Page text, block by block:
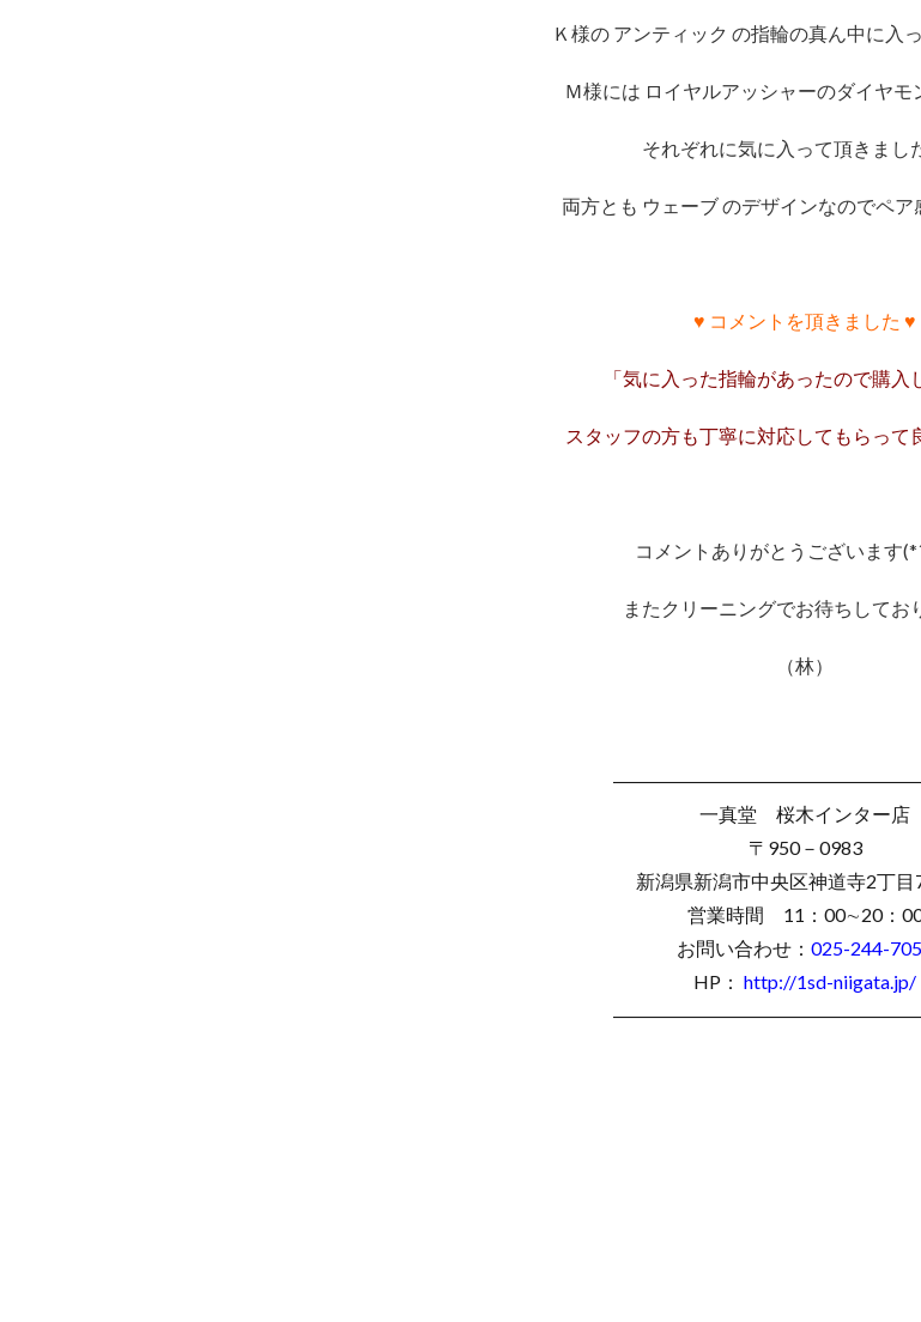
Ｋ様の アンティック の指輪の真ん中に入
Ｍ様には ロイヤルアッシャーのダイヤモ
それぞれに気に入って頂きまし
両方とも ウェーブ のデザインなのでペア
♥ コメントを頂きました ♥
「気に入った指輪があったので購入
スタッフの方も丁寧に対応してもらって
コメントありがとうございます
またクリーニングでお待ちして
（林）
一真堂 桜木インター店
〒950－0983
新潟県新潟市中央区神道寺2丁目
営業時間 11：00∼20：
お問い合わせ： 025-244-
HP： http://1sd-niigata.jp/